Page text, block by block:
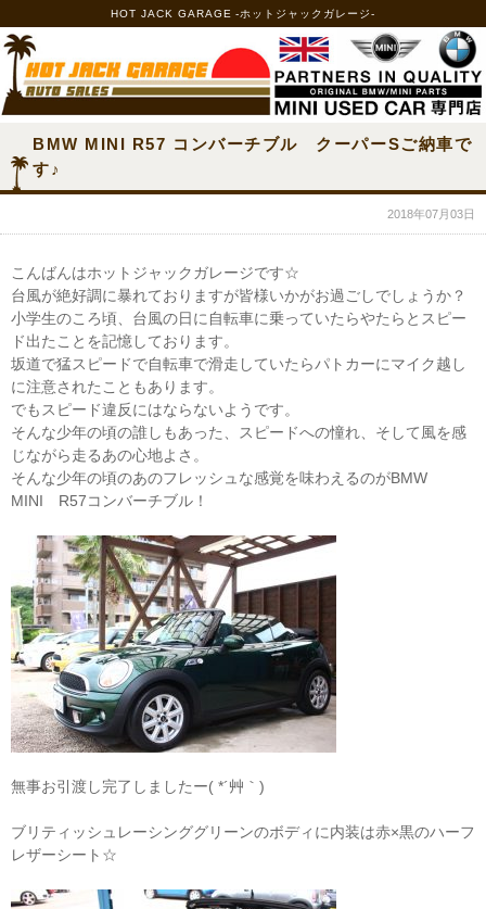
HOT JACK GARAGE -ホットジャックガレージ-
BMW MINI R57 コンバーチブル クーパーSご納車で
す♪
2018年07月03日
こんばんはホットジャックガレージです☆
台風が絶好調に暴れておりますが皆様いかがお過ごしでしょうか？
小学生のころ頃、台風の日に自転車に乗っていたらやたらとスピー
ド出たことを記憶しております。
坂道で猛スピードで自転車で滑走していたらパトカーにマイク越し
に注意されたこともあります。
でもスピード違反にはならないようです。
そんな少年の頃の誰しもあった、スピードへの憧れ、そして風を感
じながら走るあの心地よさ。
そんな少年の頃のあのフレッシュな感覚を味わえるのがBMW
MINI R57コンバーチブル！
無事お引渡し完了しましたー( *´艸｀)
ブリティッシュレーシンググリーンのボディに内装は赤×黒のハーフ
レザーシート☆